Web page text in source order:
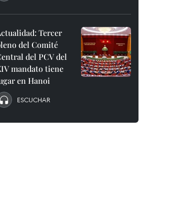
Tercer
del Comité
del PCV del
mandato tiene
en Hanoi
ESCUCHAR